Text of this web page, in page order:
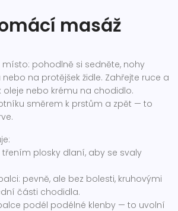
masáž
místo: pohodlně si sedněte, nohy
na protějšek židle. Zahřejte ruce a
oleje nebo krému na chodidlo.
směrem k prstům a zpět — to
plosky dlaní, aby se svaly
pevně, ale bez bolesti, kruhovými
části chodidla.
podél podélné klenby — to uvolní